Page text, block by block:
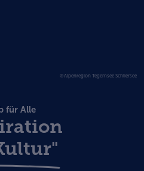
©Alpenregion Tegernsee Schliersee
für Alle